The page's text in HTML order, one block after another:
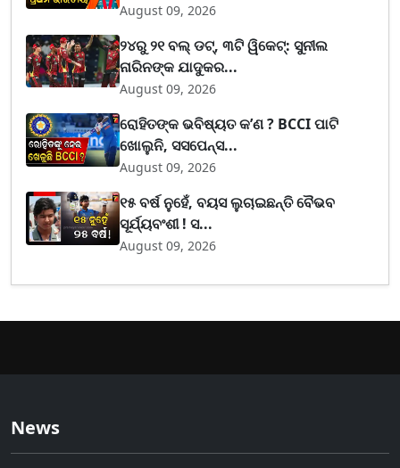
August 09, 2026
୨୪ରୁ ୨୧ ବଲ୍ ଡଟ୍, ୩ଟି ୱିକେଟ୍: ସୁନୀଲ
ନାରିନଙ୍କ ଯାଦୁକର...
August 09, 2026
ରୋହିତଙ୍କ ଭବିଷ୍ୟତ କ’ଣ ? BCCI ପାଟି
ଖୋଲୁନି, ସସପେନ୍ସ...
August 09, 2026
୧୫ ବର୍ଷ ନୁହେଁ, ବୟସ ଲୁଚାଇଛନ୍ତି ବୈଭବ
ସୂର୍ଯ୍ୟବଂଶୀ ! ସ...
August 09, 2026
News